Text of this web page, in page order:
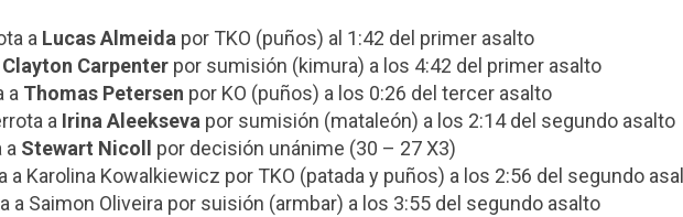
a Lucas Almeida por TKO (puños) al 1:42 del primer asalto
Clayton Carpenter por sumisión (kimura) a los 4:42 del primer asalto
a Thomas Petersen por KO (puños) a los 0:26 del tercer asalto
a Irina Aleekseva por sumisión (mataleón) a los 2:14 del segundo asalto
a Stewart Nicoll
por decisión unánime (30 – 27 X3)
a Karolina Kowalkiewicz por TKO (patada y puños) a los 2:56 del segundo
a Saimon Oliveira por suisión (armbar) a los 3:55 del segundo asalto